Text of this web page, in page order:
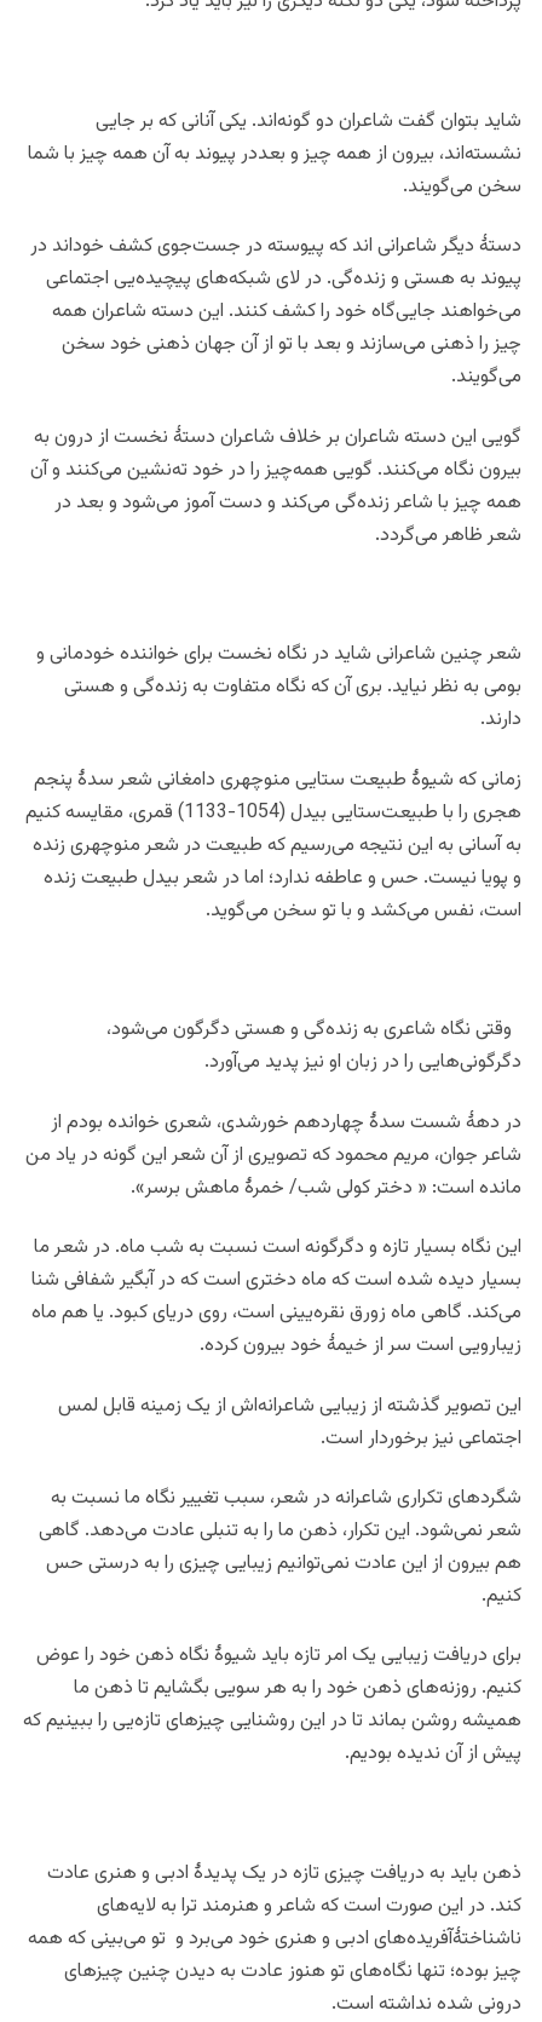
شاید بتوان گفت شاعران دو گونه‌اند. یکی آنانی که بر جایی
نشسته‌اند، بیرون از همه چیز و بعددر پیوند به آن همه چیز با شما
سخن می‌گویند.
دستۀ دیگر شاعرانی اند که پیوسته در جست‌جوی کشف خود‌اند در
پیوند به هستی و زنده‌گی. در لای شبکه‌های پیچیده‌یی اجتماعی
می‌خواهند جایی‌گاه خود را کشف کنند. این دسته شاعران همه
چیز را ذهنی می‌سازند و بعد با تو از آن جهان ذهنی خود سخن
می‌گویند.
گویی این دسته شاعران بر خلاف شاعران دستۀ نخست از درون به
بیرون نگاه می‌کنند. گویی همه‌چیز را در خود ته‌نشین می‌‌کنند و آن
همه چیز با شاعر زنده‌گی می‌کند و دست آموز می‌شود و بعد در
شعر ظاهر می‌گردد.
شعر چنین شاعرانی شاید در نگاه نخست برای خواننده خودمانی و
بومی به نظر نیاید. بری آن که نگاه متفاوت به زنده‌گی و هستی
دارند.
زمانی که شیوۀ طبیعت ستایی منوچهری دامغانی شعر سدۀ پنجم
هجری را با طبیعت‌ستایی بیدل (1054-1133) قمری، مقایسه کنیم
به آسانی به این نتیجه می‌رسیم که طبیعت در شعر منوچهری زنده
و پویا نیست. حس و عاطفه ندارد؛ اما در شعر بیدل طبیعت زنده
است، نفس می‌کشد و با تو سخن می‌گوید.
وقتی نگاه شاعری به زنده‌گی و هستی دگرگون می‌شود،
دگرگونی‌هایی را در زبان او نیز پدید می‌آورد.
در دهۀ شست سدۀ چهاردهم خورشدی، شعری خوانده بودم از
شاعر جوان، مریم محمود که تصویری از آن شعر این گونه در یاد من
مانده است: « دختر کولی شب/ خمرۀ ماهش برسر».
این نگاه بسیار تازه و دگرگونه است نسبت به شب ماه. در شعر ما
بسیار دیده شده است که ماه دختری است که در آبگیر شفافی شنا
می‌کند. گاهی ماه زورق نقره‌یینی است، روی دریای کبود. یا هم ماه
زیبارویی است سر از خیمۀ خود بیرون کرده.
این تصویر گذشته از زیبایی شاعرانه‌اش از یک زمینه قابل لمس
اجتماعی نیز برخوردار است.
شگردهای تکراری شاعرانه در شعر، سبب تغییر نگاه ما نسبت به
شعر نمی‌شود. این تکرار، ذهن ما را به تنبلی عادت می‌دهد. گاهی
هم بیرون از این عادت نمی‌توانیم زیبایی چیزی را به درستی حس
کنیم.
برای دریافت زیبایی یک امر تازه باید شیوۀ نگاه ذهن خود را عوض
کنیم. روزنه‌های ذهن خود را به هر سویی بگشایم تا ذهن ما
همیشه روشن بماند تا در این روشنایی چیزهای تازه‌یی را ببینیم که
پیش از آن ندیده بودیم.
ذهن باید به دریافت چیزی تازه‌ در یک پدیدۀ ادبی و هنری عادت
کند. در این صورت است که شاعر و هنرمند ترا به لایه‌های
ناشناختۀآفریده‌های ادبی و هنری خود می‌برد و تو می‌بینی که همه
چیز بوده؛ تنها نگاه‌های تو هنوز عادت به دیدن چنین چیزهای
درونی شده نداشته است.